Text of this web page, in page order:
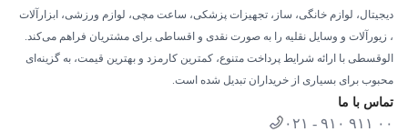
تماس با ما
۰۲۱ - ۹۱۰ ۹۱۱ ۰۰
دیجیتال، لوازم خانگی، ساز، تجهیزات پزشکی، ساعت مچی، لوازم ورزشی، ابزارآلات
، زیورآلات و وسایل نقلیه را به صورت نقدی و اقساطی برای مشتریان فراهم می‌کند.
الوقسطی با ارائه شرایط پرداخت متنوع، کمترین کارمزد و بهترین قیمت، به گزینه‌ای
محبوب برای بسیاری از خریداران تبدیل شده است.